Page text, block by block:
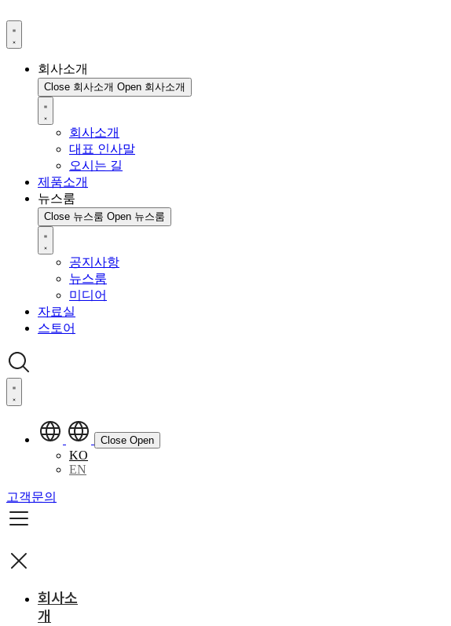
회사소개
Close 회사소개 Open 회사소개
회사소개
대표 인사말
오시는 길
제품소개
뉴스룸
Close 뉴스룸 Open 뉴스룸
공지사항
뉴스룸
미디어
자료실
스토어
Close Open
KO
EN
고객문의
회사소
개